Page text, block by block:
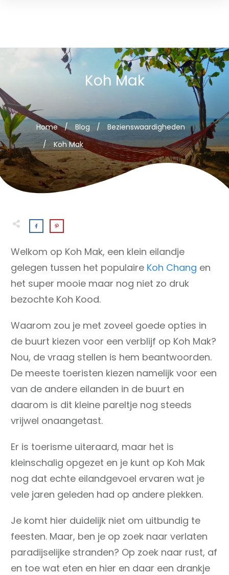
Koh Mak
Home / Blog /
Bezienswaardigheden
/
Koh Mak
Welkom op Koh Mak, een klein eilandje
gelegen tussen het populaire Koh Chang en
het super mooie maar nog niet zo druk
bezochte Koh Kood.
Waarom zou je met zoveel goede opties in
de buurt kiezen voor een verblijf op Koh Mak?
Nou, de vraag stellen is hem beantwoorden.
De meeste toeristen kiezen namelijk voor een
van de andere eilanden in de buurt en
daarom is dit kleine pareltje nog steeds
vrijwel onaangetast.
Er is toerisme uiteraard, maar het is
kleinschalig opgezet en je kunt op Koh Mak
nog dat echte eilandgevoel ervaren wat je
vele jaren geleden had op andere plekken.
Je komt hier duidelijk niet om uitbundig te
feesten. Maar, ben je op zoek naar verlaten
paradijselijke stranden? Op zoek naar rust, af
en toe wat eten en hier en daar een drankje